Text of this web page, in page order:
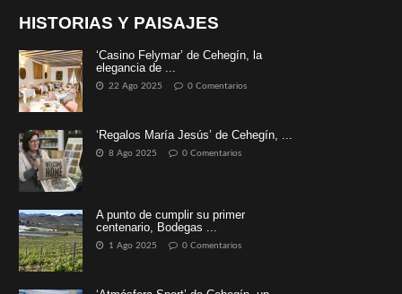
HISTORIAS Y PAISAJES
‘Casino Felymar’ de Cehegín, la
elegancia de ...
22 Ago 2025 0 Comentarios
‘Regalos María Jesús’ de Cehegín, ...
8 Ago 2025 0 Comentarios
A punto de cumplir su primer
centenario, Bodegas ...
1 Ago 2025 0 Comentarios